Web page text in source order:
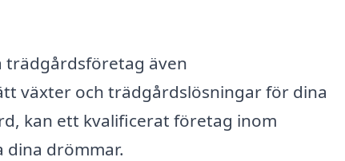
trädgårdsföretag även
växter och trädgårdslösningar för dina
kan ett kvalificerat företag inom
dina drömmar.